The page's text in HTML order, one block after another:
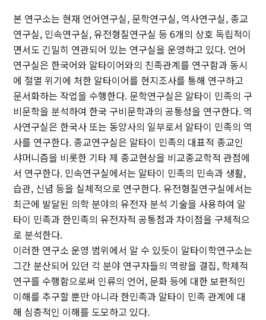
본 연구소는 현재 언어연구실, 문학연구실, 역사연구실, 종교
연구실, 민속연구실, 유전형질연구실 등 6개의 상호 독립적이
면서도 긴밀히 연관되어 있는 연구실을 운영하고 있다. 언어
연구실은 한국어와 알타이어와의 친족관계를 연구함과 동시
에 절멸 위기에 처한 알타이어를 현지조사를 통해 연구하고
문서화하는 작업을 수행한다. 문학연구실은 알타이 민족의 구
비문학을 분석하여 한국 구비문학과의 공통성을 연구한다. 역
사연구실은 한국사 또는 동양사의 일부로서 알타이 민족의 역
사를 연구한다. 종교연구실은 알타이 민족의 대표적 종교인
샤머니즘을 비롯한 기타 제 종교현상을 비교종교학적 관점에
서 연구한다. 민속연구실에서는 알타이 민족의 민속과 생활,
습관, 신념 등을 실체적으로 연구한다. 유전형질연구실에서는
최근에 발달된 의학 분야의 유전자 분석 기술을 사용하여 알
타이 민족과 한민족의 유전자적 공통점과 차이점을 구체적으
로 분석한다.
이러한 연구소 운영 범위에서 알 수 있듯이 알타이학연구소는
그간 분산되어 있던 각 분야 연구자들의 역량을 결집, 학제적
연구를 수행함으로써 인류의 언어, 문화 등에 대한 보편적인
이해를 추구할 뿐만 아니라 한민족과 알타이 민족 관계에 대
해 심층적인 이해를 도모하고 있다.
영어영문학과
불어불문학과
독어독문학과
노어노문학과
서어서문학과
언어학과
전공)
역사학부(동양사학
전공)
역사학부(서양사학
전공)
고고미술사학과
고고미술사학과(고
고학 전공)
철학과
종교학과
미학과
아시아언어문명학부
협동과정
협동과정 서양고전학전공
협동과정 인지과학전공
협동과정 비교문학전공
협동과정 기록학전공
협동과정 공연예술학전공
연계전공·연합전공
전체 교수소개
부속기관